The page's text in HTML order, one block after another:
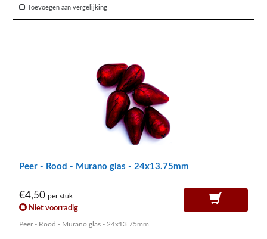
Toevoegen aan vergelijking
Peer - Rood - Murano glas - 24x13.75mm
€4,50 per stuk
Niet voorradig
Peer - Rood - Murano glas - 24x13.75mm